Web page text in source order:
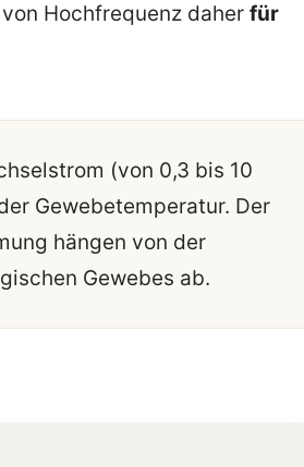
Hochfrequenz daher für
(von 0,3 bis 10
Gewebetemperatur. Der
hängen von der
Gewebes ab.